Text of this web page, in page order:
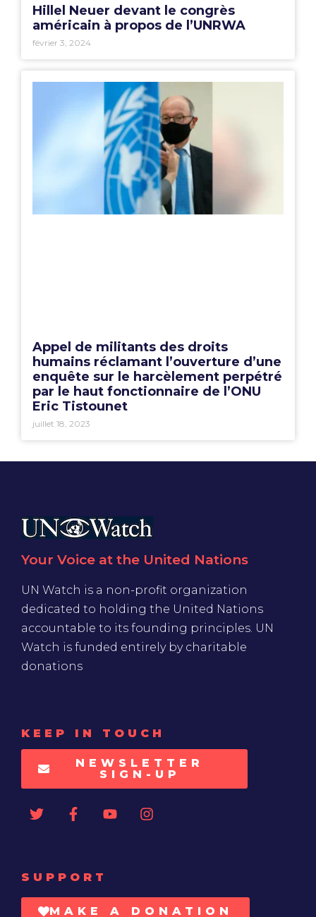
Hillel Neuer devant le congrès
américain à propos de l’UNRWA
février 3, 2024
Appel de militants des droits
humains réclamant l’ouverture d’une
enquête sur le harcèlement perpétré
par le haut fonctionnaire de l’ONU
Eric Tistounet
juillet 18, 2023
Your Voice at the United Nations
UN Watch is a non-profit organization
dedicated to holding the United Nations
accountable to its founding principles. UN
Watch is funded entirely by charitable
donations
KEEP IN TOUCH
NEWSLETTER
SIGN-UP
SUPPORT
MAKE A DONATION